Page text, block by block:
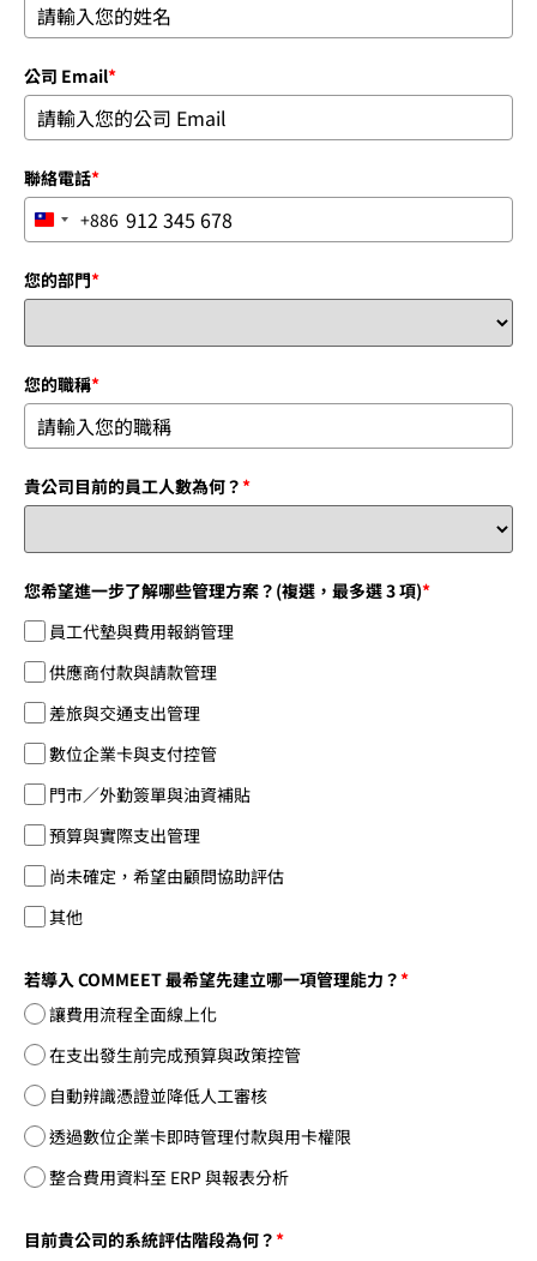
公司 Email*
聯絡電話*
Taiwan +886
+886
您的部門*
您的職稱*
貴公司目前的員工人數為何？*
您希望進一步了解哪些管理方案？(複選，最多選 3 項)*
員工代墊與費用報銷管理
供應商付款與請款管理
差旅與交通支出管理
數位企業卡與支付控管
門市／外勤簽單與油資補貼
預算與實際支出管理
尚未確定，希望由顧問協助評估
其他
若導入 COMMEET 最希望先建立哪一項管理能力？*
讓費用流程全面線上化
在支出發生前完成預算與政策控管
自動辨識憑證並降低人工審核
透過數位企業卡即時管理付款與用卡權限
整合費用資料至 ERP 與報表分析
目前貴公司的系統評估階段為何？*